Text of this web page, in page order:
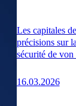
Les capitales
précisions sur
sécurité de
16.03.2026